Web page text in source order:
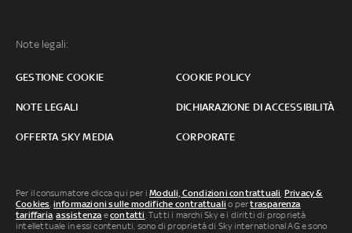
Note legali:
GESTIONE COOKIE COOKIE POLICY
NOTE LEGALI DICHIARAZIONE DI ACCESSIBILITÀ
OFFERTA SKY MEDIA CORPORATE
Per il consumatore clicca qui per iModuli, Condizioni contrattuali, Privacy &
Cookies, informazioni sulle modifiche contrattuali o pertrasparenza
tariffaria,assistenza econtatti. Tutti i marchi Sky e i diritti di proprietà
intellettuale in essi contenuti, sono di proprietà di Sky international AG e sono